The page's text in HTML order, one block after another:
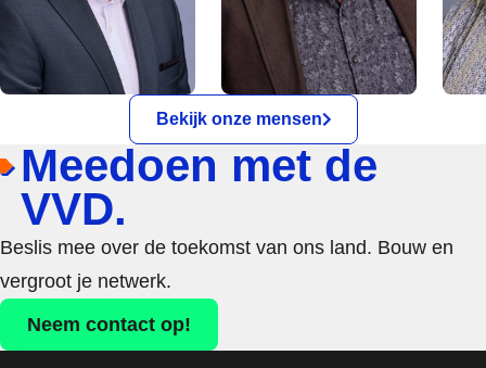
Bekijk onze mensen
Meedoen met de
VVD.
Beslis mee over de toekomst van ons land. Bouw en
vergroot je netwerk.
Neem contact op!